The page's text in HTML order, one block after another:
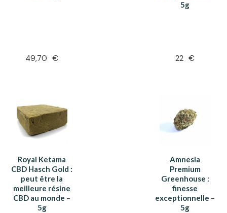
49,70 €
5g
22 €
Royal Ketama
CBD Hasch Gold :
peut être la
meilleure résine
CBD au monde –
5g
Amnesia
Premium
Greenhouse :
finesse
exceptionnelle –
5g